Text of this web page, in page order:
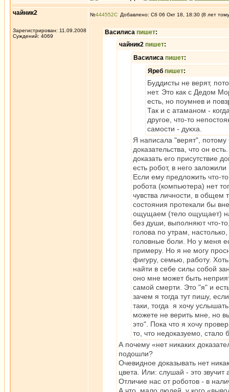
чайник2
Зарегистрирован: 11.09.2008
Суждений: 4069
№444552 Добавлено: Сб 06 Окт 18, 18:30 (8 лет
Василиса пишет:
чайник2 пишет:
Василиса пишет:
Яреб пишет:
Буддисты не верят,
нет. Это как с Дедом
есть, но поумнев и
Так и с атаманом -
другое, что-то
самости - дукха.
Я написала "верят", потому
доказательства, что он
доказать его присутствие
есть робот, в него
Если ему предложить что-
робота (компьютера) нет
чувства личности, в общем
состояния протекали бы
ощущаем (тело ощущает)
без души, выполняют что-
голова по утрам,
головные боли. Но у меня
примеру. Но я не могу
фигуру, семью, работу.
найти в себе силы собой
оно мне может быть
самой смерти. Это "я" и
зачем я тогда тут пишу,
таки, тогда я хочу
можете не верить мне, но
это". Пока что я хочу
то, что недоказуемо, стало
А почему «нет никаких
подошли?
Очевидное доказывать нет
цвета. Или: слушай - это звучит
Отличие нас от роботов - в